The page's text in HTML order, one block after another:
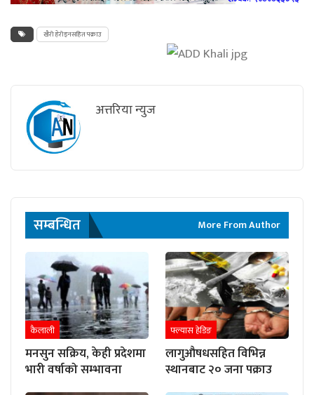
खैरो हेरोइनसहित पक्राउ
अत्तरिया न्युज
सम्बन्धित More From Author
कैलाली
मनसुन सक्रिय, केही प्रदेशमा
भारी वर्षाको सम्भावना
फ्ल्यास हेडिङ
लागुऔषधसहित विभिन्न
स्थानबाट २० जना पक्राउ